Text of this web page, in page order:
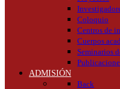
Coloquio
Centros de
Cuerpos
Seminarios
ADMISIÓN
Back